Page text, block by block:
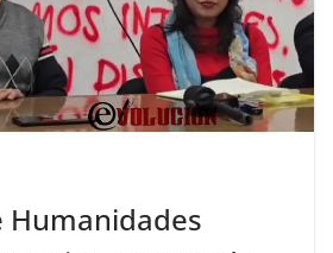
Humanidades